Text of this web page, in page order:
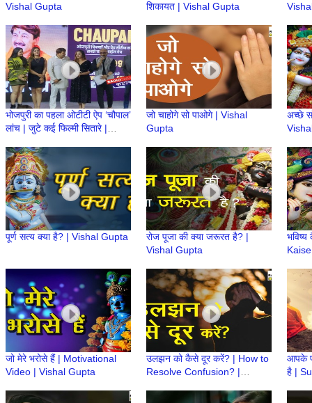
Vishal Gupta
शिकायत | Vishal Gupta
भोजपुरी का पहला ओटीटी ऐप ‘चौपाल’
लांच | जुटे कई फिल्मी सितारे |
Dwarka
जो चाहोगे सो पाओगे | Vishal
Gupta
अच्छे
पूर्ण सत्य क्या है? | Vishal Gupta
रोज पूजा की क्या जरूरत है? |
Vishal Gupta
जो मेरे भरोसे हैं | Motivational
Video | Vishal Gupta
उलझन को कैसे दूर करें? | How to
Resolve Confusion? |
आपके
है |